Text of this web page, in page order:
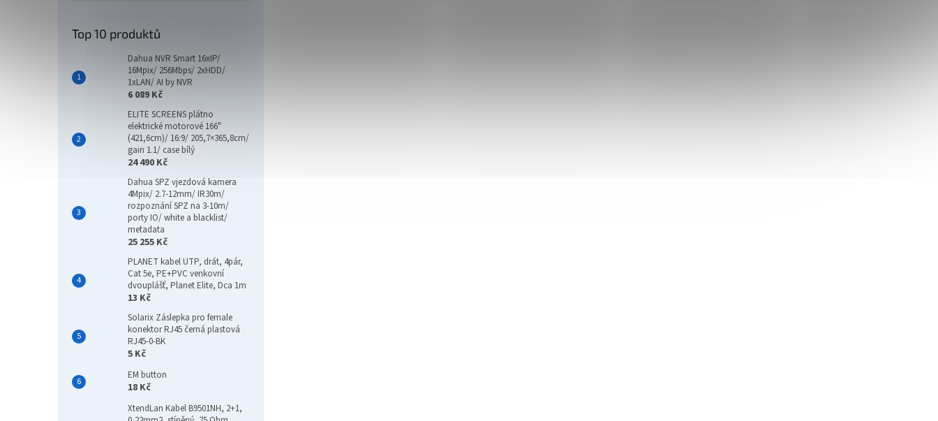
Top 10 produktů
Dahua NVR Smart 16xIP/
16Mpix/ 256Mbps/ 2xHDD/
1xLAN/ AI by NVR
6 089 Kč
ELITE SCREENS plátno
elektrické motorové 166"
(421,6cm)/ 16:9/ 205,7×365,8cm/
gain 1.1/ case bílý
24 490 Kč
Dahua SPZ vjezdová kamera
4Mpix/ 2.7-12mm/ IR30m/
rozpoznání SPZ na 3-10m/
porty IO/ white a blacklist/
metadata
25 255 Kč
PLANET kabel UTP, drát, 4pár,
Cat 5e, PE+PVC venkovní
dvouplášť, Planet Elite, Dca 1m
13 Kč
Solarix Záslepka pro female
konektor RJ45 černá plastová
RJ45-0-BK
5 Kč
EM button
18 Kč
XtendLan Kabel B9501NH, 2+1,